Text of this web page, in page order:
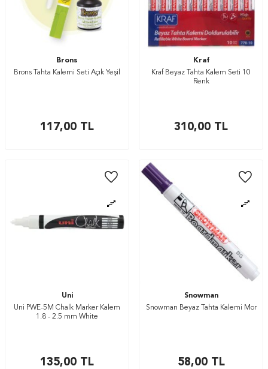
Brons
Brons Tahta Kalemi Seti Açık Yeşil
117,00 TL
Kraf
Kraf Beyaz Tahta Kalem Seti 10
Renk
310,00 TL
Uni
Uni PWE-5M Chalk Marker Kalem
1.8 - 2.5 mm White
135,00 TL
Snowman
Snowman Beyaz Tahta Kalemi Mor
58,00TL